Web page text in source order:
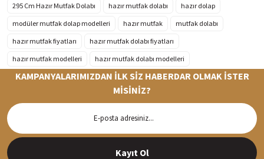
295 Cm Hazır Mutfak Dolabı
hazır mutfak dolabı
hazır dolap
modüler mutfak dolap modelleri
hazır mutfak
mutfak dolabı
hazır mutfak fiyatları
hazır mutfak dolabı fiyatları
hazır mutfak modelleri
hazır mutfak dolabı modelleri
Siparişleriniz en kısa sürede hazırlanarak kargoya verilir
KAMPANYALARIMIZDAN İLK SİZ HABERDAR OLMAK İSTER
MİSİNİZ?
Kayıt Ol